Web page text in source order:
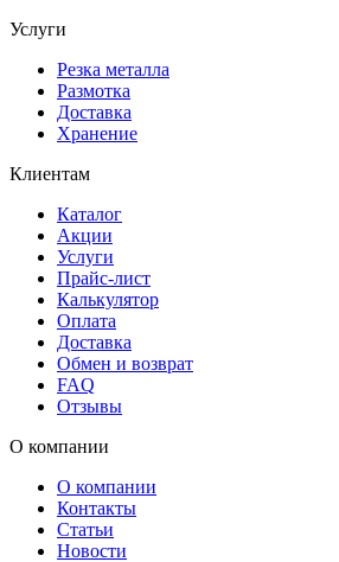
Услуги
Резка металла
Размотка
Доставка
Хранение
Клиентам
Каталог
Акции
Услуги
Прайс-лист
Калькулятор
Оплата
Доставка
Обмен и возврат
FAQ
Отзывы
О компании
О компании
Контакты
Статьи
Новости